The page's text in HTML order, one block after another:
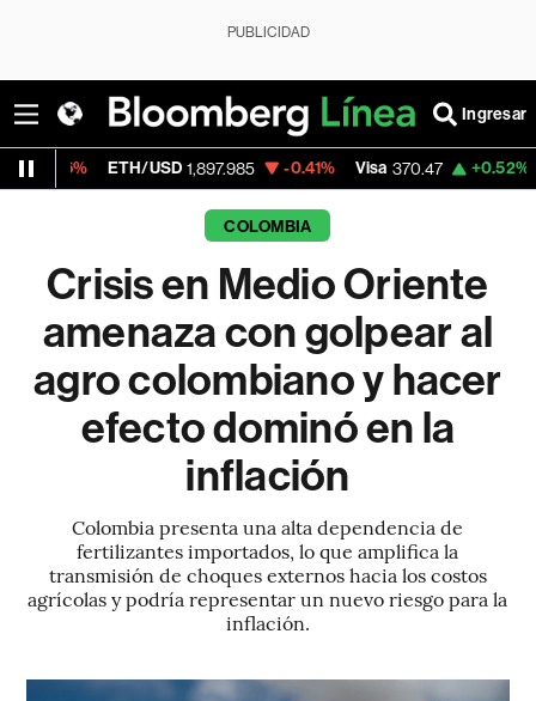
PUBLICIDAD
Ingresar
ETH/USD 1,897.985 -0.41% Visa 370.47 +0.52%
COLOMBIA
Crisis en Medio Oriente
amenaza con golpear al
agro colombiano y hacer
efecto dominó en la
inflación
Colombia presenta una alta dependencia de
fertilizantes importados, lo que amplifica la
transmisión de choques externos hacia los costos
agrícolas y podría representar un nuevo riesgo para la
inflación.